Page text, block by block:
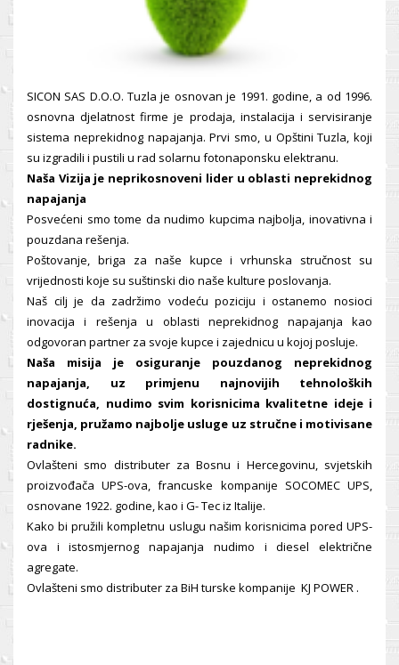
SICON SAS D.O.O. Tuzla je osnovan je 1991. godine, a od 1996.
osnovna djelatnost firme je prodaja, instalacija i servisiranje
sistema neprekidnog napajanja. Prvi smo, u Opštini Tuzla, koji
su izgradili i pustili u rad solarnu fotonaponsku elektranu.
Naša Vizija je neprikosnoveni lider u oblasti neprekidnog
napajanja
Posvećeni smo tome da nudimo kupcima najbolja, inovativna i
pouzdana rešenja.
Poštovanje, briga za naše kupce i vrhunska stručnost su
vrijednosti koje su suštinski dio naše kulture poslovanja.
Naš cilj je da zadržimo vodeću poziciju i ostanemo nosioci
inovacija i rešenja u oblasti neprekidnog napajanja kao
odgovoran partner za svoje kupce i zajednicu u kojoj posluje.
Naša misija je osiguranje pouzdanog neprekidnog
napajanja, uz primjenu najnovijih tehnoloških
dostignuća, nudimo svim korisnicima kvalitetne ideje i
rješenja, pružamo najbolje usluge uz stručne i motivisane
radnike.
Ovlašteni smo distributer za Bosnu i Hercegovinu, svjetskih
proizvođača UPS-ova, francuske kompanije SOCOMEC UPS,
osnovane 1922. godine, kao i G- Tec iz Italije.
Kako bi pružili kompletnu uslugu našim korisnicima pored UPS-
ova i istosmjernog napajanja nudimo i diesel električne
agregate.
Ovlašteni smo distributer za BiH turske kompanije KJ POWER .